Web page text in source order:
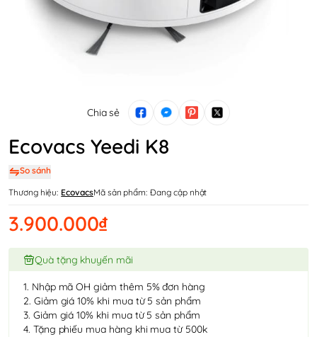
Chia sẻ
Ecovacs Yeedi K8
So sánh
Thương hiệu: EcovacsMã sản phẩm: Đang cập nhật
3.900.000₫
Quà tặng khuyến mãi
1. Nhập mã OH giảm thêm 5% đơn hàng
2. Giảm giá 10% khi mua từ 5 sản phẩm
3. Giảm giá 10% khi mua từ 5 sản phẩm
4. Tặng phiếu mua hàng khi mua từ 500k